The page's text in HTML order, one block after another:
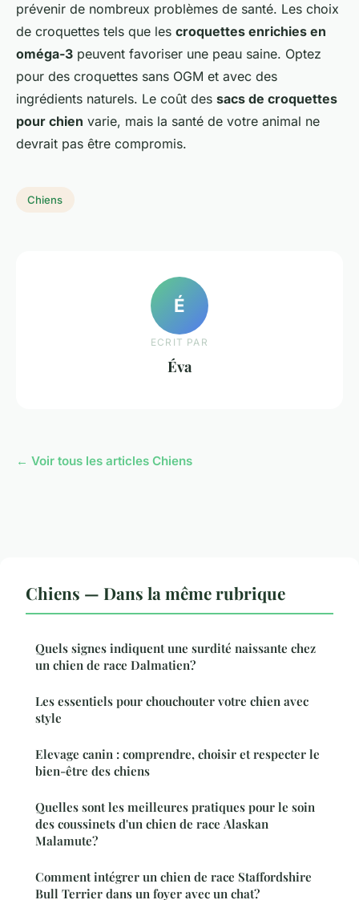
prévenir de nombreux problèmes de santé. Les choix
de croquettes tels que les croquettes enrichies en
oméga-3 peuvent favoriser une peau saine. Optez
pour des croquettes sans OGM et avec des
ingrédients naturels. Le coût des sacs de croquettes
pour chien varie, mais la santé de votre animal ne
devrait pas être compromis.
Chiens
É
ECRIT PAR
Éva
← Voir tous les articles Chiens
Chiens — Dans la même rubrique
Quels signes indiquent une surdité naissante chez
un chien de race Dalmatien?
Les essentiels pour chouchouter votre chien avec
style
Elevage canin : comprendre, choisir et respecter le
bien-être des chiens
Quelles sont les meilleures pratiques pour le soin
des coussinets d'un chien de race Alaskan
Malamute?
Comment intégrer un chien de race Staffordshire
Bull Terrier dans un foyer avec un chat?